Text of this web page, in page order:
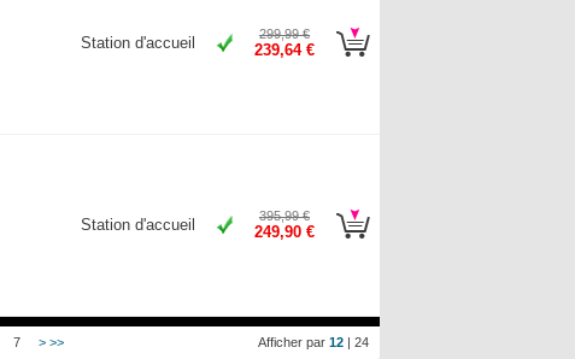
Station d'accueil 299,99 €
239,64 €
Station d'accueil 395,99 €
249,90 €
Afficher par 12 | 24
7 > >>